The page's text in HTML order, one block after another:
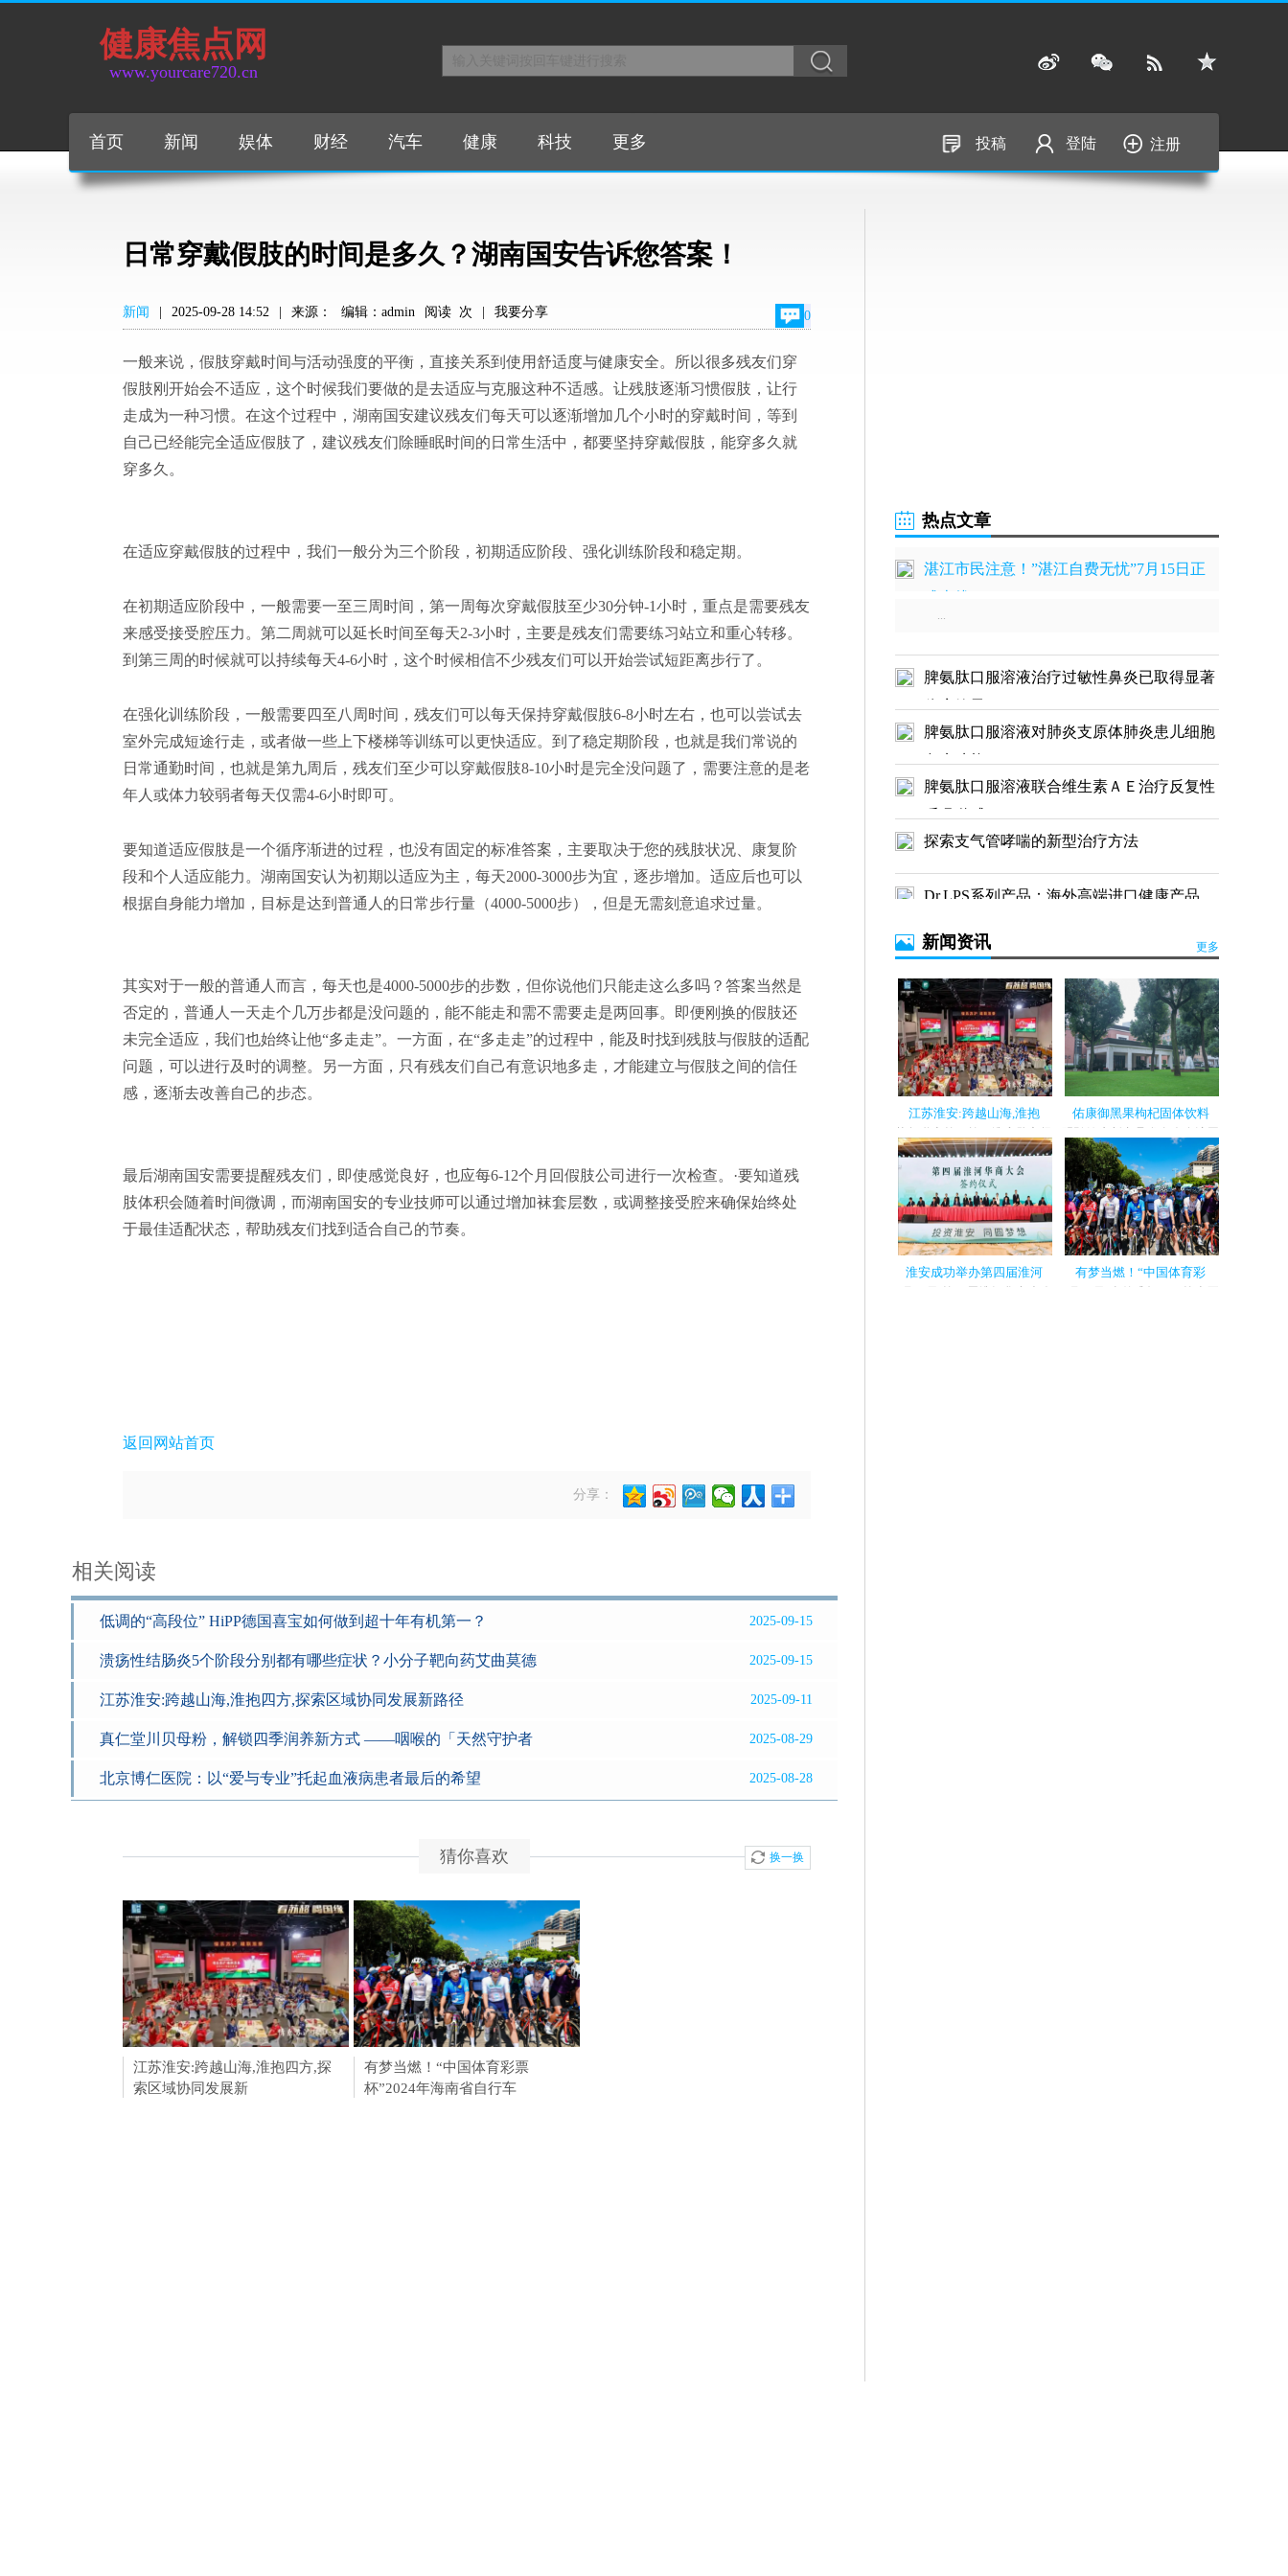
健康焦点网
www.yourcare720.cn
首页 新闻 娱体 财经 汽车 健康 科技 更多 投稿 登陆 注册
日常穿戴假肢的时间是多久？湖南国安告诉您答案！
新闻 2025-09-28 14:52 来源： 编辑：admin 阅读 次 我要分享 0
一般来说，假肢穿戴时间与活动强度的平衡，直接关系到使用舒适度与健康安全。所以很多残友们穿
假肢刚开始会不适应，这个时候我们要做的是去适应与克服这种不适感。让残肢逐渐习惯假肢，让行
走成为一种习惯。在这个过程中，湖南国安建议残友们每天可以逐渐增加几个小时的穿戴时间，等到
自己已经能完全适应假肢了，建议残友们除睡眠时间的日常生活中，都要坚持穿戴假肢，能穿多久就
穿多久。
在适应穿戴假肢的过程中，我们一般分为三个阶段，初期适应阶段、强化训练阶段和稳定期。
在初期适应阶段中，一般需要一至三周时间，第一周每次穿戴假肢至少30分钟-1小时，重点是需要残友
来感受接受腔压力。第二周就可以延长时间至每天2-3小时，主要是残友们需要练习站立和重心转移。
到第三周的时候就可以持续每天4-6小时，这个时候相信不少残友们可以开始尝试短距离步行了。
在强化训练阶段，一般需要四至八周时间，残友们可以每天保持穿戴假肢6-8小时左右，也可以尝试去
室外完成短途行走，或者做一些上下楼梯等训练可以更快适应。到了稳定期阶段，也就是我们常说的
日常通勤时间，也就是第九周后，残友们至少可以穿戴假肢8-10小时是完全没问题了，需要注意的是老
年人或体力较弱者每天仅需4-6小时即可。
要知道适应假肢是一个循序渐进的过程，也没有固定的标准答案，主要取决于您的残肢状况、康复阶
段和个人适应能力。湖南国安认为初期以适应为主，每天2000-3000步为宜，逐步增加。适应后也可以
根据自身能力增加，目标是达到普通人的日常步行量（4000-5000步），但是无需刻意追求过量。
其实对于一般的普通人而言，每天也是4000-5000步的步数，但你说他们只能走这么多吗？答案当然是
否定的，普通人一天走个几万步都是没问题的，能不能走和需不需要走是两回事。即便刚换的假肢还
未完全适应，我们也始终让他“多走走”。一方面，在“多走走”的过程中，能及时找到残肢与假肢的适配
问题，可以进行及时的调整。另一方面，只有残友们自己有意识地多走，才能建立与假肢之间的信任
感，逐渐去改善自己的步态。
最后湖南国安需要提醒残友们，即使感觉良好，也应每6-12个月回假肢公司进行一次检查。·要知道残
肢体积会随着时间微调，而湖南国安的专业技师可以通过增加袜套层数，或调整接受腔来确保始终处
于最佳适配状态，帮助残友们找到适合自己的节奏。
返回网站首页
分享：
相关阅读
低调的“高段位” HiPP德国喜宝如何做到超十年有机第一？ 2025-09-15
溃疡性结肠炎5个阶段分别都有哪些症状？小分子靶向药艾曲莫德 2025-09-15
江苏淮安:跨越山海,淮抱四方,探索区域协同发展新路径 2025-09-11
真仁堂川贝母粉，解锁四季润养新方式 ——咽喉的「天然守护者 2025-08-29
北京博仁医院：以“爱与专业”托起血液病患者最后的希望 2025-08-28
猜你喜欢 换一换
江苏淮安:跨越山海,淮抱四方,探
索区域协同发展新
佑康御黑果枸杞固体饮料正式上
市
有梦当燃！“中国体育彩票
杯”2024年海南省自行车
热点文章
湛江市民注意！”湛江自费无忧”7月15日正
...
脾氨肽口服溶液治疗过敏性鼻炎已取得显著
临床效果
脾氨肽口服溶液对肺炎支原体肺炎患儿细胞
免疫功能
脾氨肽口服溶液联合维生素ＡＥ治疗反复性
呼吸道感
探索支气管哮喘的新型治疗方法
Dr.LPS系列产品：海外高端进口健康产品，
新闻资讯 更多
江苏淮安:跨越山海,淮抱
迎战泰州队。经过90分钟激
战，淮安队...
佑康御黑果枸杞固体饮料
满礼成 2024 年 11 月 15 日，明
弘健...
淮安成功举办第四届淮河 有梦当燃！“中国体育彩